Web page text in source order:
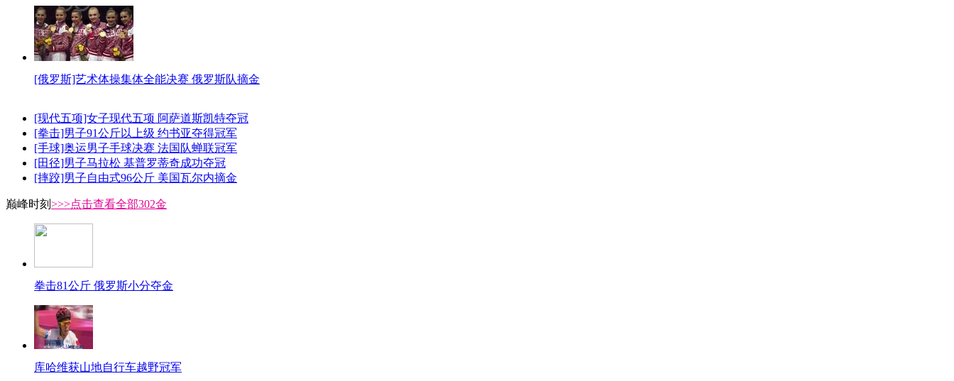
[俄罗斯]艺术体操集体全能决赛 俄罗斯队摘金
[现代五项]女子现代五项 阿萨道斯凯特夺冠
[拳击]男子91公斤以上级 约书亚夺得冠军
[手球]奥运男子手球决赛 法国队蝉联冠军
[田径]男子马拉松 基普罗蒂奇成功夺冠
[摔跤]男子自由式96公斤 美国瓦尔内摘金
巅峰时刻 >>>点击查看全部302金
拳击81公斤 俄罗斯小分夺金
库哈维获山地自行车越野冠军